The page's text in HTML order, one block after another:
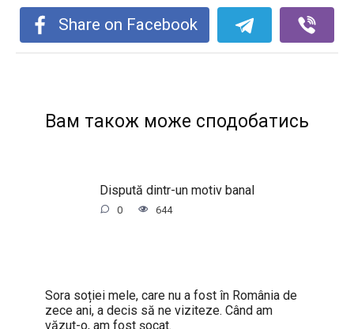
Share on Facebook
Вам також може сподобатись
Dispută dintr-un motiv banal
0 644
Sora soției mele, care nu a fost în România de
zece ani, a decis să ne viziteze. Când am
văzut-o, am fost șocat.